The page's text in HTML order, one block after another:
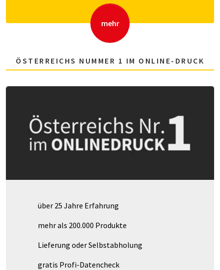
mehr
ÖSTERREICHS NUMMER 1 IM ONLINE-DRUCK
über 25 Jahre Erfahrung
mehr als 200.000 Produkte
Lieferung oder Selbstabholung
gratis Profi-Datencheck